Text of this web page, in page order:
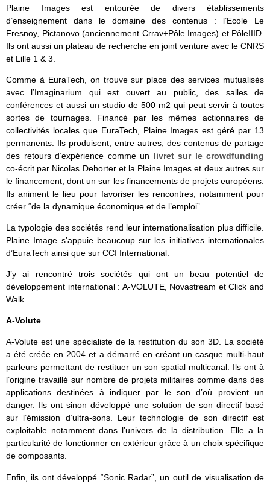
Plaine Images est entourée de divers établissements
d’enseignement dans le domaine des contenus : l’Ecole Le
Fresnoy, Pictanovo (anciennement Crrav+Pôle Images) et PôleIIID.
Ils ont aussi un plateau de recherche en joint venture avec le CNRS
et Lille 1 & 3.
Comme à EuraTech, on trouve sur place des services mutualisés
avec l’Imaginarium qui est ouvert au public, des salles de
conférences et aussi un studio de 500 m2 qui peut servir à toutes
sortes de tournages. Financé par les mêmes actionnaires de
collectivités locales que EuraTech, Plaine Images est géré par 13
permanents. Ils produisent, entre autres, des contenus de partage
des retours d’expérience comme un livret sur le crowdfunding
co-écrit par Nicolas Dehorter et la Plaine Images et deux autres sur
le financement, dont un sur les financements de projets européens.
Ils animent le lieu pour favoriser les rencontres, notamment pour
créer “de la dynamique économique et de l’emploi”.
La typologie des sociétés rend leur internationalisation plus difficile.
Plaine Image s’appuie beaucoup sur les initiatives internationales
d’EuraTech ainsi que sur CCI International.
J’y ai rencontré trois sociétés qui ont un beau potentiel de
développement international : A-VOLUTE, Novastream et Click and
Walk.
A-Volute
A-Volute est une spécialiste de la restitution du son 3D. La société
a été créée en 2004 et a démarré en créant un casque multi-haut
parleurs permettant de restituer un son spatial multicanal. Ils ont à
l’origine travaillé sur nombre de projets militaires comme dans des
applications destinées à indiquer par le son d’où provient un
danger. Ils ont sinon développé une solution de son directif basé
sur l’émission d’ultra-sons. Leur technologie de son directif est
exploitable notamment dans l’univers de la distribution. Elle a la
particularité de fonctionner en extérieur grâce à un choix spécifique
de composants.
Enfin, ils ont développé “Sonic Radar”, un outil de visualisation de